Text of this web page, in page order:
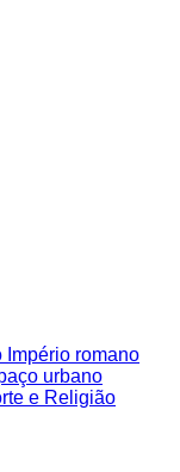
Império romano
urbano
e Religião